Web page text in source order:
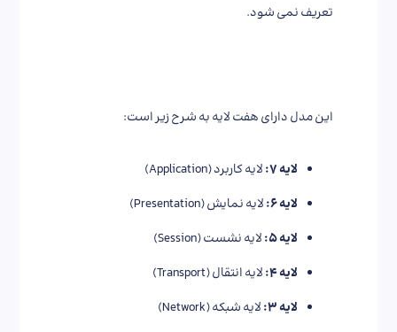
تعریف نمی شود.
این مدل دارای هفت لایه‌ به شرح زیر است:
لایه ۷:
لایه کاربرد (Application)
لایه ۶:
لایه نمایش (Presentation)
لایه ۵:
لایه نشست (Session)
لایه ۴:
لایه انتقال (Transport)
لایه ۳:
لایه شبکه (Network)